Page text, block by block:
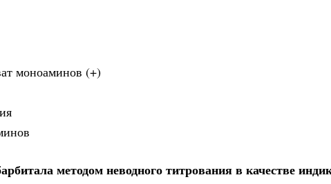
моноаминов (+)
методом неводного титрования в качестве